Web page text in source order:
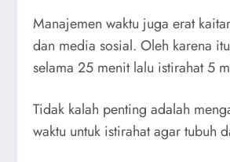
Manajemen waktu juga erat
dan media sosial. Oleh karena
selama 25 menit lalu istirahat 5
Tidak kalah penting adalah
waktu untuk istirahat agar tubuh